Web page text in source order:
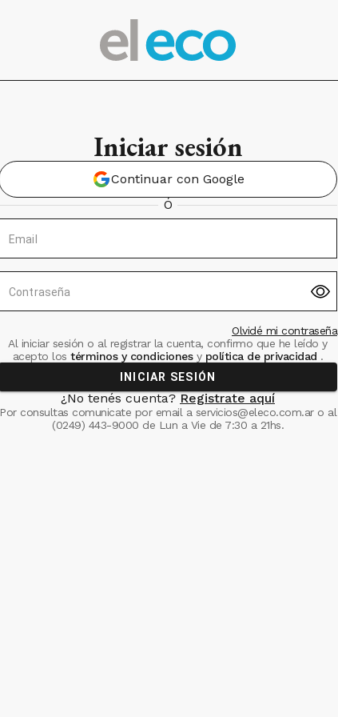
Iniciar sesión
Continuar con Google
Ó
Email
Contraseña
Olvidé mi contraseña
Al iniciar sesión o al registrar la cuenta, confirmo que he leído y
acepto los términos y condiciones ypolítica de privacidad .
INICIAR SESIÓN
¿No tenés cuenta? Registrate aquí
Por consultas comunicate por email a servicios@eleco.com.aro al
(0249) 443-9000 de Lun a Vie de 7:30 a 21hs.